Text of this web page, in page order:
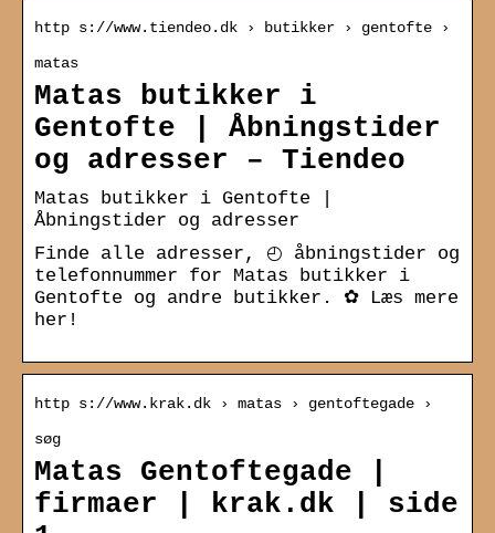
http s://www.tiendeo.dk › butikker › gentofte ›
matas
Matas butikker i
Gentofte | Åbningstider
og adresser – Tiendeo
Matas butikker i Gentofte |
Åbningstider og adresser
Finde alle adresser, ◴ åbningstider og
telefonnummer for Matas butikker i
Gentofte og andre butikker. ✿ Læs mere
her!
http s://www.krak.dk › matas › gentoftegade ›
søg
Matas Gentoftegade |
firmaer | krak.dk | side